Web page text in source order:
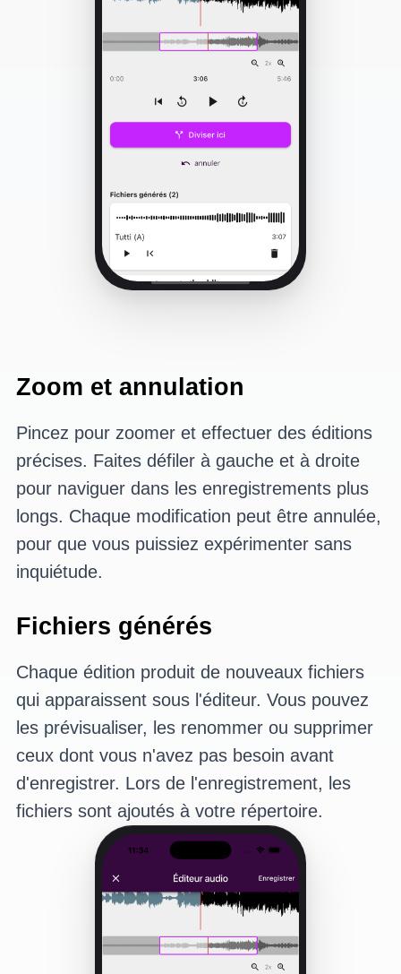
Zoom et annulation
Pincez pour zoomer et effectuer des éditions
précises. Faites défiler à gauche et à droite
pour naviguer dans les enregistrements plus
longs. Chaque modification peut être annulée,
pour que vous puissiez expérimenter sans
inquiétude.
Fichiers générés
Chaque édition produit de nouveaux fichiers
qui apparaissent sous l'éditeur. Vous pouvez
les prévisualiser, les renommer ou supprimer
ceux dont vous n'avez pas besoin avant
d'enregistrer. Lors de l'enregistrement, les
fichiers sont ajoutés à votre répertoire.